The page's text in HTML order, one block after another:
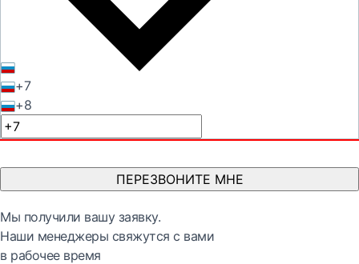
+7
+8
ПЕРЕЗВОНИТЕ МНЕ
Мы получили вашу заявку.
Наши менеджеры свяжутся с вами
в рабочее время